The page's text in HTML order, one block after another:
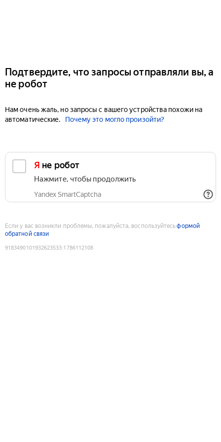
Подтвердите, что запросы отправляли вы, а
не робот
Нам очень жаль, но запросы с вашего устройства похожи на
автоматические.
Почему это могло произойти?
Я не робот
Нажмите, чтобы продолжить
Yandex SmartCaptcha
Если у вас возникли проблемы, пожалуйста, воспользуйтесьформой
обратной связи
9183490101932623533:1786112108